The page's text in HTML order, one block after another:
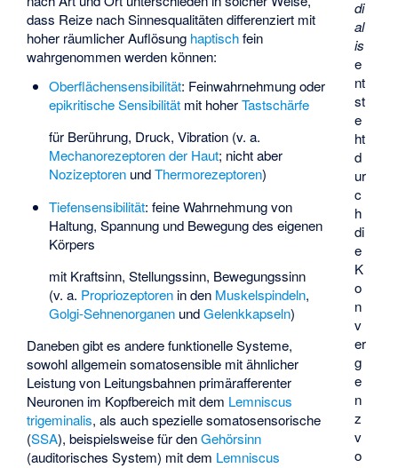
di
al
is
e
nt
st
e
ht
d
ur
c
h
di
e
K
o
n
v
er
g
e
n
z
v
o
dass Reize nach Sinnesqualitäten differenziert mit
hoher räumlicher Auflösung haptischfein
wahrgenommen werden können:
Oberflächensensibilität: Feinwahrnehmung oder
epikritische Sensibilitätmit hoherTastschärfe
für Berührung, Druck, Vibration (v. a.
Mechanorezeptoren der Haut; nicht aber
NozizeptorenundThermorezeptoren)
Tiefensensibilität: feine Wahrnehmung von
Haltung, Spannung und Bewegung des eigenen
Körpers
mit Kraftsinn, Stellungssinn, Bewegungssinn
(v. a. Propriozeptorenin den Muskelspindeln,
Golgi-SehnenorganenundGelenkkapseln)
Daneben gibt es andere funktionelle Systeme,
sowohl allgemein somatosensible mit ähnlicher
Leistung von Leitungsbahnen primärafferenter
Neuronen im Kopfbereich mit dem Lemniscus
trigeminalis, als auch spezielle somatosensorische
(SSA), beispielsweise für denGehörsinn
(auditorisches System) mit dem Lemniscus